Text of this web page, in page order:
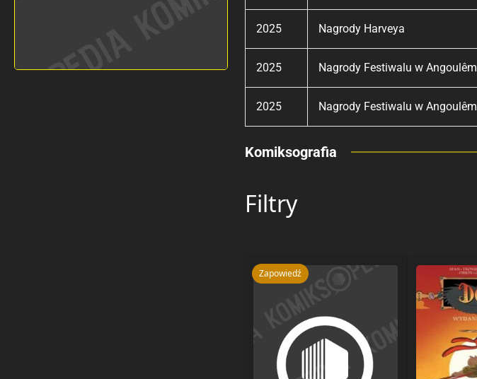
2025 Nagrody Harveya
2025 Nagrody Festiwalu w
2025 Nagrody Festiwalu w
Komiksografia
Filtry
Zapowiedź